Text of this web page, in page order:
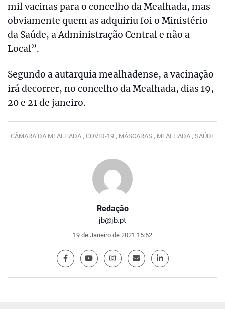
Redação
jb@jb.pt
19 de Janeiro de 2021 15:52
mil vacinas para o concelho da Mealhada, mas
obviamente quem as adquiriu foi o Ministério
da Saúde, a Administração Central e não a
Local”.
Segundo a autarquia mealhadense, a vacinação
irá decorrer, no concelho da Mealhada, dias 19,
20 e 21 de janeiro.
CÂMARA DA MEALHADA , COVID-19 , MÁSCARAS , MEALHADA , SAÚDE